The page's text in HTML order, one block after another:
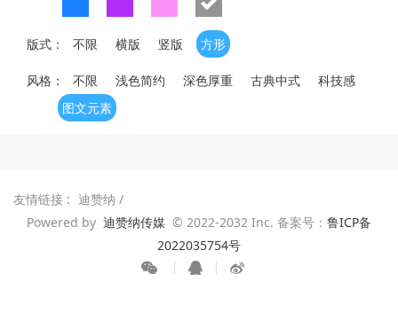
版式： 不限 横版 竖版 方形
风格： 不限 浅色简约 深色厚重 古典中式
科技感
图文元素
友情链接 : 迪赞纳 /
Powered by 迪赞纳传媒 © 2022-2032 Inc. 备案号： 鲁ICP备
2022035754号